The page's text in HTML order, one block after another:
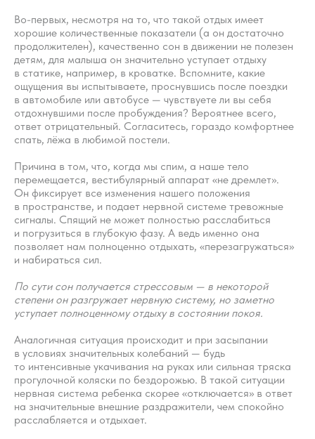
Во-первых, несмотря на то, что такой отдых имеет
хорошие количественные показатели (а он достаточно
продолжителен), качественно сон в движении не полезен
детям, для малыша он значительно уступает отдыху
в статике, например, в кроватке. Вспомните, какие
ощущения вы испытываете, проснувшись после поездки
в автомобиле или автобусе — чувствуете ли вы себя
отдохнувшими после пробуждения? Вероятнее всего,
ответ отрицательный. Согласитесь, гораздо комфортнее
спать, лёжа в любимой постели.
Причина в том, что, когда мы спим, а наше тело
перемещается, вестибулярный аппарат «не дремлет».
Он фиксирует все изменения нашего положения
в пространстве, и подает нервной системе тревожные
сигналы. Спящий не может полностью расслабиться
и погрузиться в глубокую фазу. А ведь именно она
позволяет нам полноценно отдыхать, «перезагружаться»
и набираться сил.
По сути сон получается стрессовым — в некоторой
степени он разгружает нервную систему, но заметно
уступает полноценному отдыху в состоянии покоя.
Аналогичная ситуация происходит и при засыпании
в условиях значительных колебаний — будь
то интенсивные укачивания на руках или сильная тряска
прогулочной коляски по бездорожью. В такой ситуации
нервная система ребенка скорее «отключается» в ответ
на значительные внешние раздражители, чем спокойно
расслабляется и отдыхает.